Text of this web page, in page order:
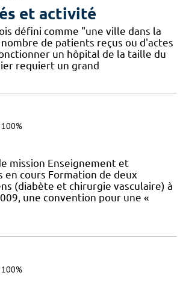
et activité
défini comme "une ville dans la
de patients reçus ou d'actes
un hôpital de la taille du
requiert un grand
100%
mission Enseignement et
cours Formation de deux
(diabète et chirurgie vasculaire) à
une convention pour une «
100%